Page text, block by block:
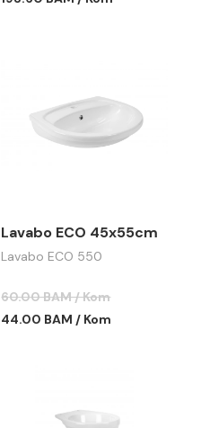
Lavabo ECO 45x55cm
Lavabo ECO 550
60.00 BAM / Kom
44.00 BAM / Kom